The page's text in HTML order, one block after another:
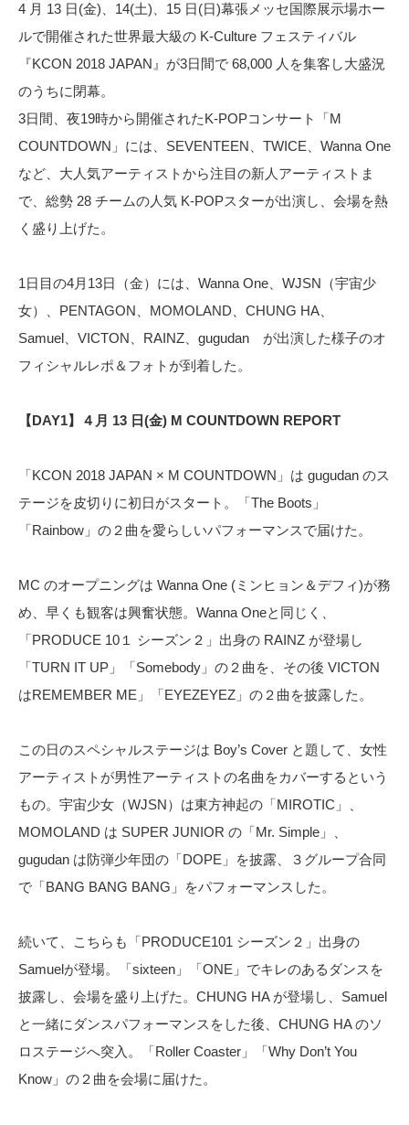
4 月 13 日(金)、14(土)、15 日(日)幕張メッセ国際展示場ホー
ルで開催された世界最大級の K-Culture フェスティバル
『KCON 2018 JAPAN』が3日間で 68,000 人を集客し大盛況
のうちに閉幕。
3日間、夜19時から開催されたK-POPコンサート「M
COUNTDOWN」には、SEVENTEEN、TWICE、Wanna One
など、大人気アーティストから注目の新人アーティストま
で、総勢 28 チームの人気 K-POPスターが出演し、会場を熱
く盛り上げた。
1日目の4月13日（金）には、Wanna One、WJSN（宇宙少
女）、PENTAGON、MOMOLAND、CHUNG HA、
Samuel、VICTON、RAINZ、gugudan が出演した様子のオ
フィシャルレポ＆フォトが到着した。
【DAY1】４月 13 日(金) M COUNTDOWN REPORT
「KCON 2018 JAPAN × M COUNTDOWN」は gugudan のス
テージを皮切りに初日がスタート。「The Boots」
「Rainbow」の２曲を愛らしいパフォーマンスで届けた。
MC のオープニングは Wanna One (ミンヒョン＆デフィ)が務
め、早くも観客は興奮状態。Wanna Oneと同じく、
「PRODUCE 10１ シーズン２」出身の RAINZ が登場し
「TURN IT UP」「Somebody」の２曲を、その後 VICTON
はREMEMBER ME」「EYEZEYEZ」の２曲を披露した。
この日のスペシャルステージは Boy’s Cover と題して、女性
アーティストが男性アーティストの名曲をカバーするという
もの。宇宙少女（WJSN）は東方神起の「MIROTIC」、
MOMOLAND は SUPER JUNIOR の「Mr. Simple」、
gugudan は防弾少年団の「DOPE」を披露、３グループ合同
で「BANG BANG BANG」をパフォーマンスした。
続いて、こちらも「PRODUCE101 シーズン２」出身の
Samuelが登場。「sixteen」「ONE」でキレのあるダンスを
披露し、会場を盛り上げた。CHUNG HA が登場し、Samuel
と一緒にダンスパフォーマンスをした後、CHUNG HA のソ
ロステージへ突入。「Roller Coaster」「Why Don’t You
Know」の２曲を会場に届けた。